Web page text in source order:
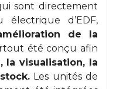
sont directement
électrique d’EDF,
de la
été conçu afin
la visualisation, la
Les unités de